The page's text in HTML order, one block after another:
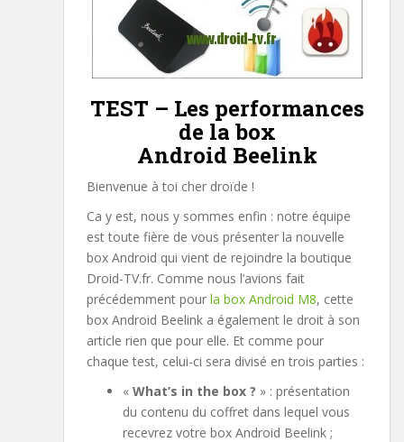
TEST – Les performances
de la box
Android Beelink
Bienvenue à toi cher droïde !
Ca y est, nous y sommes enfin : notre équipe
est toute fière de vous présenter la nouvelle
box Android qui vient de rejoindre la boutique
Droid-TV.fr. Comme nous l’avions fait
précédemment pour la box Android M8, cette
box Android Beelink a également le droit à son
article rien que pour elle. Et comme pour
chaque test, celui-ci sera divisé en trois parties :
« What’s in the box ? » : présentation
du contenu du coffret dans lequel vous
recevrez votre box Android Beelink ;